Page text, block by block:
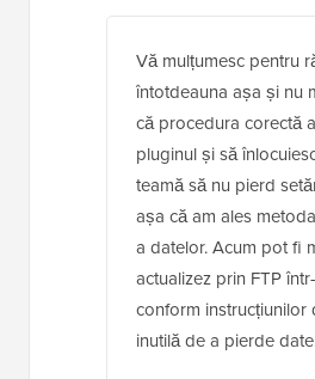
Vă mulțumesc pentru
întotdeauna așa și nu
că procedura corectă
pluginul și să
teamă să nu pierd
așa că am ales
a datelor. Acum pot fi
actualizez prin FTP
conform instrucțiunilor
inutilă de a pierde